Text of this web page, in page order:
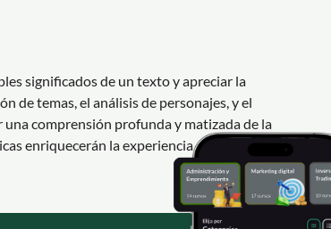
significados de un texto y apreciar la
de temas, el análisis de personajes, y el
comprensión profunda y matizada de la
enriquecerán la experiencia de lectura y